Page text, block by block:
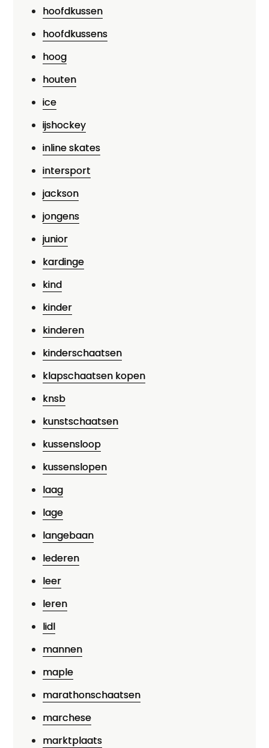
hoofdkussen
hoofdkussens
hoog
houten
ice
ijshockey
inline skates
intersport
jackson
jongens
junior
kardinge
kind
kinder
kinderen
kinderschaatsen
klapschaatsen kopen
knsb
kunstschaatsen
kussensloop
kussenslopen
laag
lage
langebaan
lederen
leer
leren
lidl
mannen
maple
marathonschaatsen
marchese
marktplaats